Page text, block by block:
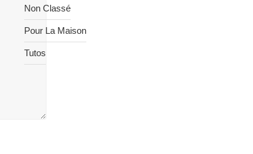
Non Classé
Pour La Maison
Tutos